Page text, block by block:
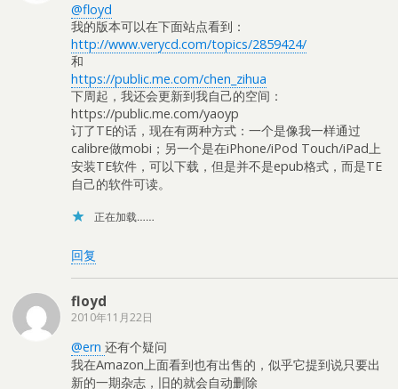
@floyd
我的版本可以在下面站点看到：
http://www.verycd.com/topics/2859424/
和
https://public.me.com/chen_zihua
下周起，我还会更新到我自己的空间：
https://public.me.com/yaoyp
订了TE的话，现在有两种方式：一个是像我一样通过
calibre做mobi；另一个是在iPhone/iPod Touch/iPad上
安装TE软件，可以下载，但是并不是epub格式，而是TE
自己的软件可读。
正在加载……
回复
floyd
2010年11月22日
@ern 还有个疑问
我在Amazon上面看到也有出售的，似乎它提到说只要出
新的一期杂志，旧的就会自动删除